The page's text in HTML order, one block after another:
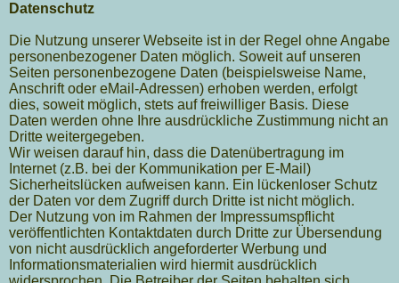
Datenschutz
Die Nutzung unserer Webseite ist in der Regel ohne Angabe
personenbezogener Daten möglich. Soweit auf unseren
Seiten personenbezogene Daten (beispielsweise Name,
Anschrift oder eMail-Adressen) erhoben werden, erfolgt
dies, soweit möglich, stets auf freiwilliger Basis. Diese
Daten werden ohne Ihre ausdrückliche Zustimmung nicht an
Dritte weitergegeben.
Wir weisen darauf hin, dass die Datenübertragung im
Internet (z.B. bei der Kommunikation per E-Mail)
Sicherheitslücken aufweisen kann. Ein lückenloser Schutz
der Daten vor dem Zugriff durch Dritte ist nicht möglich.
Der Nutzung von im Rahmen der Impressumspflicht
veröffentlichten Kontaktdaten durch Dritte zur Übersendung
von nicht ausdrücklich angeforderter Werbung und
Informationsmaterialien wird hiermit ausdrücklich